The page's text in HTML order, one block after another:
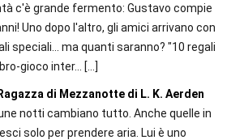
c'è grande fermento: Gustavo compie
Uno dopo l'altro, gli amici arrivano con
speciali... ma quanti saranno? "10 regali
gioco inter...
[…]
di Mezzanotte di L. K. Aerden
notti cambiano tutto. Anche quelle in
solo per prendere aria. Lui è uno